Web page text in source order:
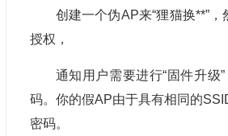
创建一个伪AP来“狸猫换**”
授权，
通知用户需要进行“固件升级
码。你的假AP由于具有相同的
密码。